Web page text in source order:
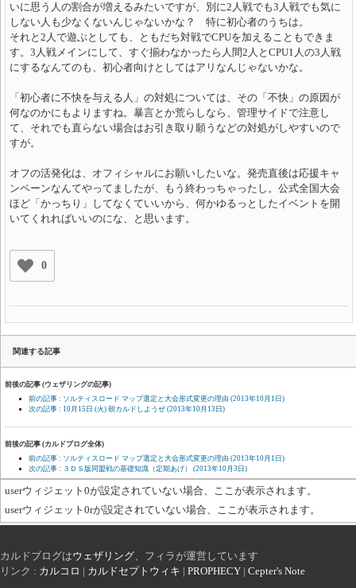
いに思う人の割合が増えるみたいですが、別に2人戦でも3人戦でも気に
しない人も少なくないんじゃないかな？ 特に初心者のうちは。
それと2人で遊ぶとしても、ともだち対戦でCPUを加えることもできま
す。3人戦メインにして、すぐ揃わなかったら人間2人とCPU1人の3人戦
にするなんてのも、初心者向けとしてはアリなんじゃないかな。
「初心者に不快を与える人」の対処については、その「不快」の原因が
何なのかにもよりますね。暴言とか荒らしなら、管理サイドで注意し
て、それでも直らない場合はお引き取り願うなどの対処がしやすいので
すが。
オフの活発化は、オフィシャルにお願いしたいな。発売直後は応援キャ
ンペーンなんてやってましたが、もう終わっちゃったし。公式全国大会
ほど「かっちり」してなくていいから、何かゆるっとしたイベントを開
いてくれればいいのにな、と思います。
0
関連する記事
前後の記事 (ウェザリングの記事)
前の記事 : ソルティスロード マップ選定と大会形式変更の理由 (2013年10月1日)
次の記事 : 10月15日 (火) 朝カルドしようぜ(2013年10月13日)
前後の記事 (カルドブログ全体)
前の記事 : ソルティスロード マップ選定と大会形式変更の理由 (2013年10月1日)
次の記事 : ３ＤＳ版同盟戦の基礎知識（定期あげ） (2013年10月3日)
userウィジェット0が設定されていない場合、ここが表示されます。
userウィジェット0rが設定されていない場合、ここが表示されます。
カルドブログはウェザリング 、フィラが運営しています
リンク : カルコロ | カルドセプトウィキ | PROPHECY | Cepter's Note